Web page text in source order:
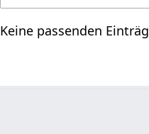
Keine passenden